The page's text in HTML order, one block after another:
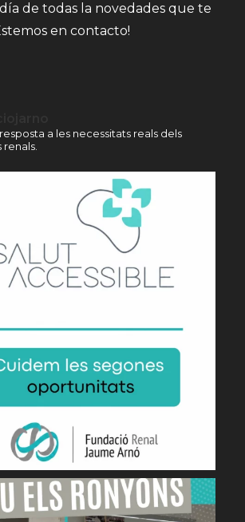
de todas la novedades que te
en contacto!
a les necessitats reals dels
renals.